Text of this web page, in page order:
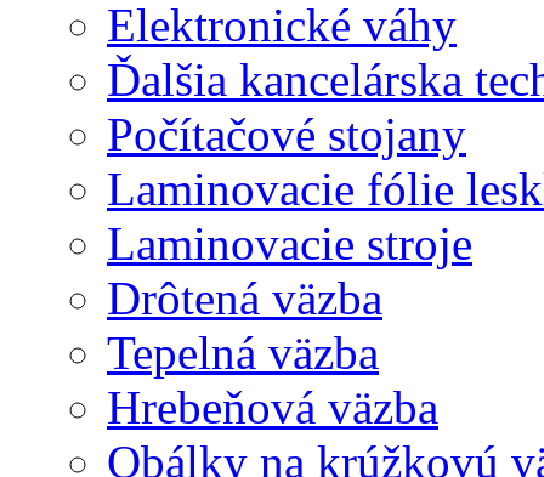
Elektronické váhy
Ďalšia kancelárska
Počítačové stojany
Laminovacie fólie
Laminovacie stroje
Drôtená väzba
Tepelná väzba
Hrebeňová väzba
Obálky na krúžkovú